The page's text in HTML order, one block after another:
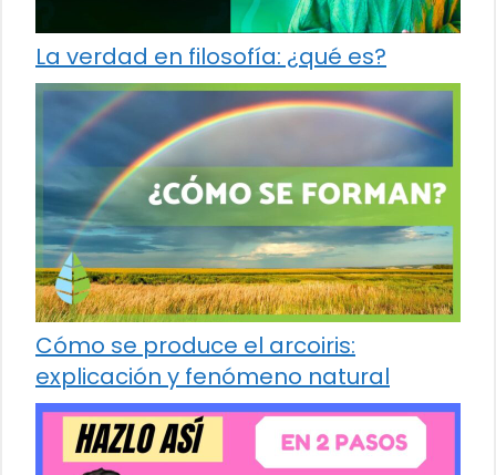
La verdad en filosofía: ¿qué es?
Cómo se produce el arcoiris:
explicación y fenómeno natural